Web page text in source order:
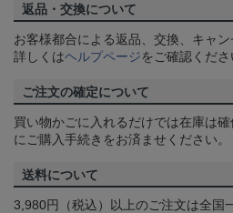
返品・交換について
お客様都合による返品、交換、キャン
詳しくはヘルプページをご確認くださ
ご注文の確定について
買い物かごに入れるだけでは在庫は
にご購入手続きをお済ませください。
送料について
3,980円（税込）以上のご注文は全国